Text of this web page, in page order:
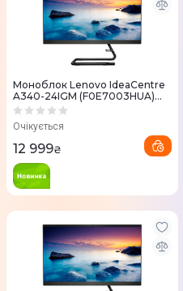
Моноблок Lenovo IdeaCentre
A340-24IGM (F0E7003HUA)
Black
Очікується
12 999₴